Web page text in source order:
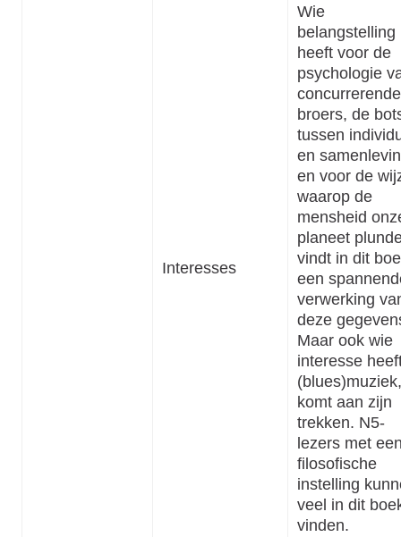
Interesses
Wie
belangstelling
heeft voor de
psychologie
concurrerende
broers, de
tussen
en
en voor de
waarop de
mensheid
planeet
vindt in dit
een
verwerking
deze
Maar ook wie
interesse
(blues)muziek,
komt aan zijn
trekken. N5-
lezers met
filosofische
instelling
veel in dit
vinden.